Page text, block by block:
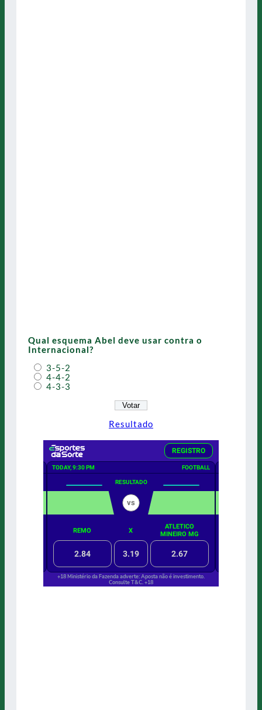
Qual esquema Abel deve usar contra o
Internacional?
3-5-2
4-4-2
4-3-3
Resultado